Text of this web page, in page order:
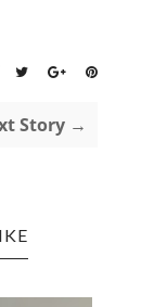
Story →